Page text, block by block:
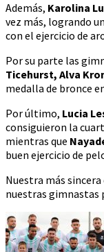
Además, Karolina
vez más, logrando
con el ejercicio de
Por su parte las
Ticehurst, Alva
medalla de bronce
Por último, Lucia
consiguieron la
mientras que
buen ejercicio de
Nuestra más sincera
nuestras gimnastas